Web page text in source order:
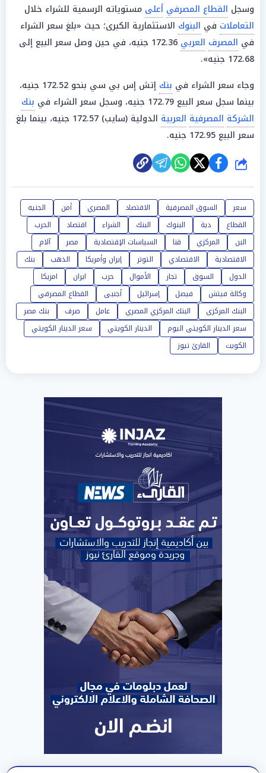
وسجل القطاع المصرفي أعلى مستوياته الرسمية للشراء خلال
التعاملات في البنوك الاستثمارية الكبرى؛ حيث «بلغ سعر الشراء
في المصرف العربي
172.36 جنيه، في حين وصل سعر البيع إلى
172.68 جنيه».
وجاء سعر الشراء في بنك
إتش إس بي سي بنحو 172.52 جنيه،
بينما سجل سعر البيع 172.79 جنيه، وسجل سعر الشراء في
بنك
الشركة المصرفية العربية
الدولية (سايب) 172.57 جنيه، بينما بلغ
سعر البيع 172.95 جنيه.
شارك
سعر السوق المصرفية الاقتصاد المصري أمن
الجنيه
القطاع
دية البنوك البنك الشراء اقتصاد
الحرب
البن
المركزي قنا السياسات الإقتصادية مصر
آلام
الاقتصادية
الاقتصادي التوتر إيران وأمريكا الذهب
بنك
الدول
السوق تجار الأموال حرب ايران
امريكا
وكالة فيتش
فيصل إسرائيل أجنبى
القطاع المصرفي
البنك المركزى
البنك المركزي المصري عامل صرف
بنك مصر
سعر الدينار الكويتى اليوم
الدينار الكويتي
سعر الدينار الكويتي
الكويت
القارئ نيوز